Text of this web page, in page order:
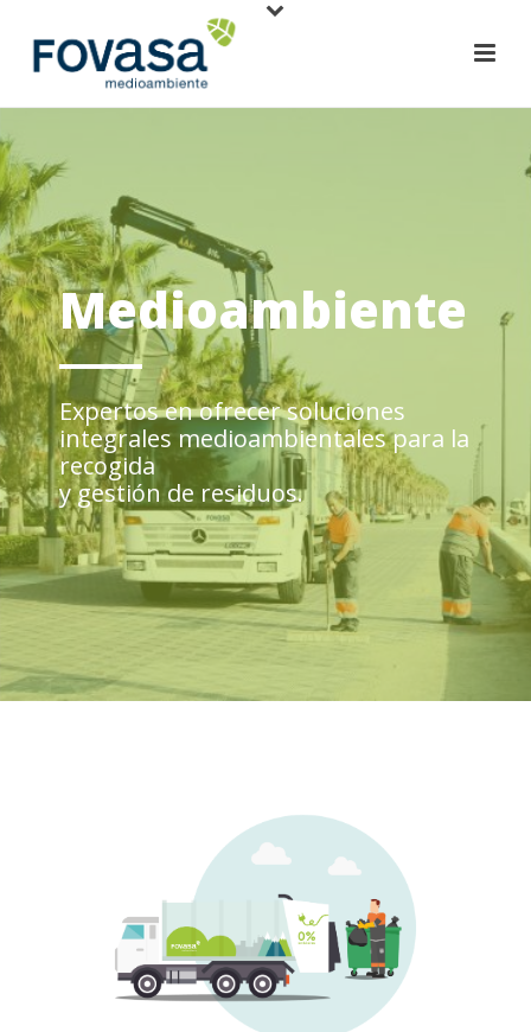
Medioambiente
Expertos en ofrecer soluciones
integrales medioambientales para la
recogida
y gestión de residuos.